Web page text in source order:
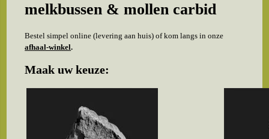
melkbussen & mollen carbid
Bestel simpel online (levering aan huis) of kom langs in onze
afhaal-winkel.
Maak uw keuze: